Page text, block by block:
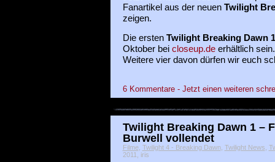
Fanartikel aus der neuen Twilight
zeigen.
Die ersten Twilight Breaking Dawn 1
Oktober bei closeup.deerhältlich sein.
Weitere vier davon dürfen wir euch
6 Kommentare - Jetzt einen weiteren
Twilight Breaking Dawn 1 –
Burwell vollendet
Filme, Twilight 4 - Breaking Dawn, Twilight News
2011, iris